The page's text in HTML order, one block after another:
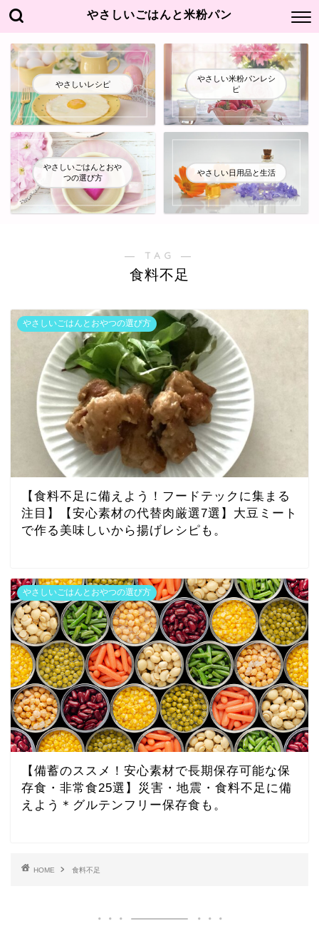
やさしいごはんと米粉パン
やさしいレシピ
やさしい米粉パンレシ
ピ
やさしいごはんとおや
つの選び方
やさしい日用品と生活
― TAG ―
食料不足
やさしいごはんとおやつの選び方
【食料不足に備えよう！フードテックに集まる
注目】【安心素材の代替肉厳選7選】大豆ミート
で作る美味しいから揚げレシピも。
やさしいごはんとおやつの選び方
【備蓄のススメ！安心素材で長期保存可能な保
存食・非常食25選】災害・地震・食料不足に備
えよう＊グルテンフリー保存食も。
HOME 食料不足